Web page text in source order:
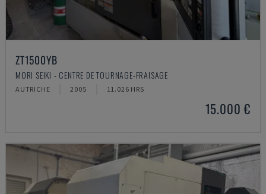
ZT1500YB
MORI SEIKI - CENTRE DE TOURNAGE-FRAISAGE
AUTRICHE 2005 11.026 HRS
15.000 €